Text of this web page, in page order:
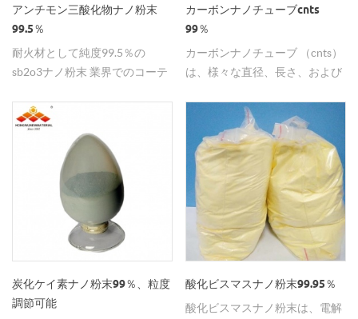
アンチモン三酸化物ナノ粉末
99.5％
耐火材として純度99.5％の
sb2o3ナノ粉末 業界でのコーテ
カーボンナノチューブcnts
99％
カーボンナノチューブ （cnts）
は、様々な直径、長さ、および
炭化ケイ素ナノ粉末99％、粒度
調節可能
酸化ビスマスナノ粉末99.95％
酸化ビスマスナノ粉末は、電解